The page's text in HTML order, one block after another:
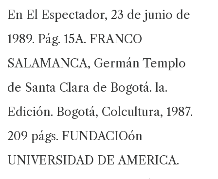
En El Espectador, 23 de junio de
1989. Pág. 15A. FRANCO
SALAMANCA, Germán Templo
de Santa Clara de Bogotá. la.
Edición. Bogotá, Colcultura, 1987.
209 págs. FUNDACIOón
UNIVERSIDAD DE AMERICA.